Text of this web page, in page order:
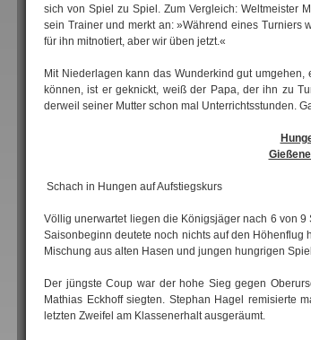
sich von Spiel zu Spiel. Zum Vergleich: Weltmeister
sein Trainer und merkt an: »Während eines Turniers
für ihn mitnotiert, aber wir üben jetzt.«
Mit Niederlagen kann das Wunderkind gut
können, ist er geknickt, weiß der Papa, der ihn zu
derweil seiner Mutter schon mal Unterrichtsstunden.
Schach in Hungen auf Aufstiegskurs
Völlig unerwartet liegen die Königsjäger nach 6 von
Saisonbeginn deutete noch nichts auf den Höhenflug
Mischung aus alten Hasen und jungen hungrigen
Der jüngste Coup war der hohe Sieg gegen
Mathias Eckhoff siegten. Stephan Hagel remisierte
letzten Zweifel am Klassenerhalt ausgeräumt.